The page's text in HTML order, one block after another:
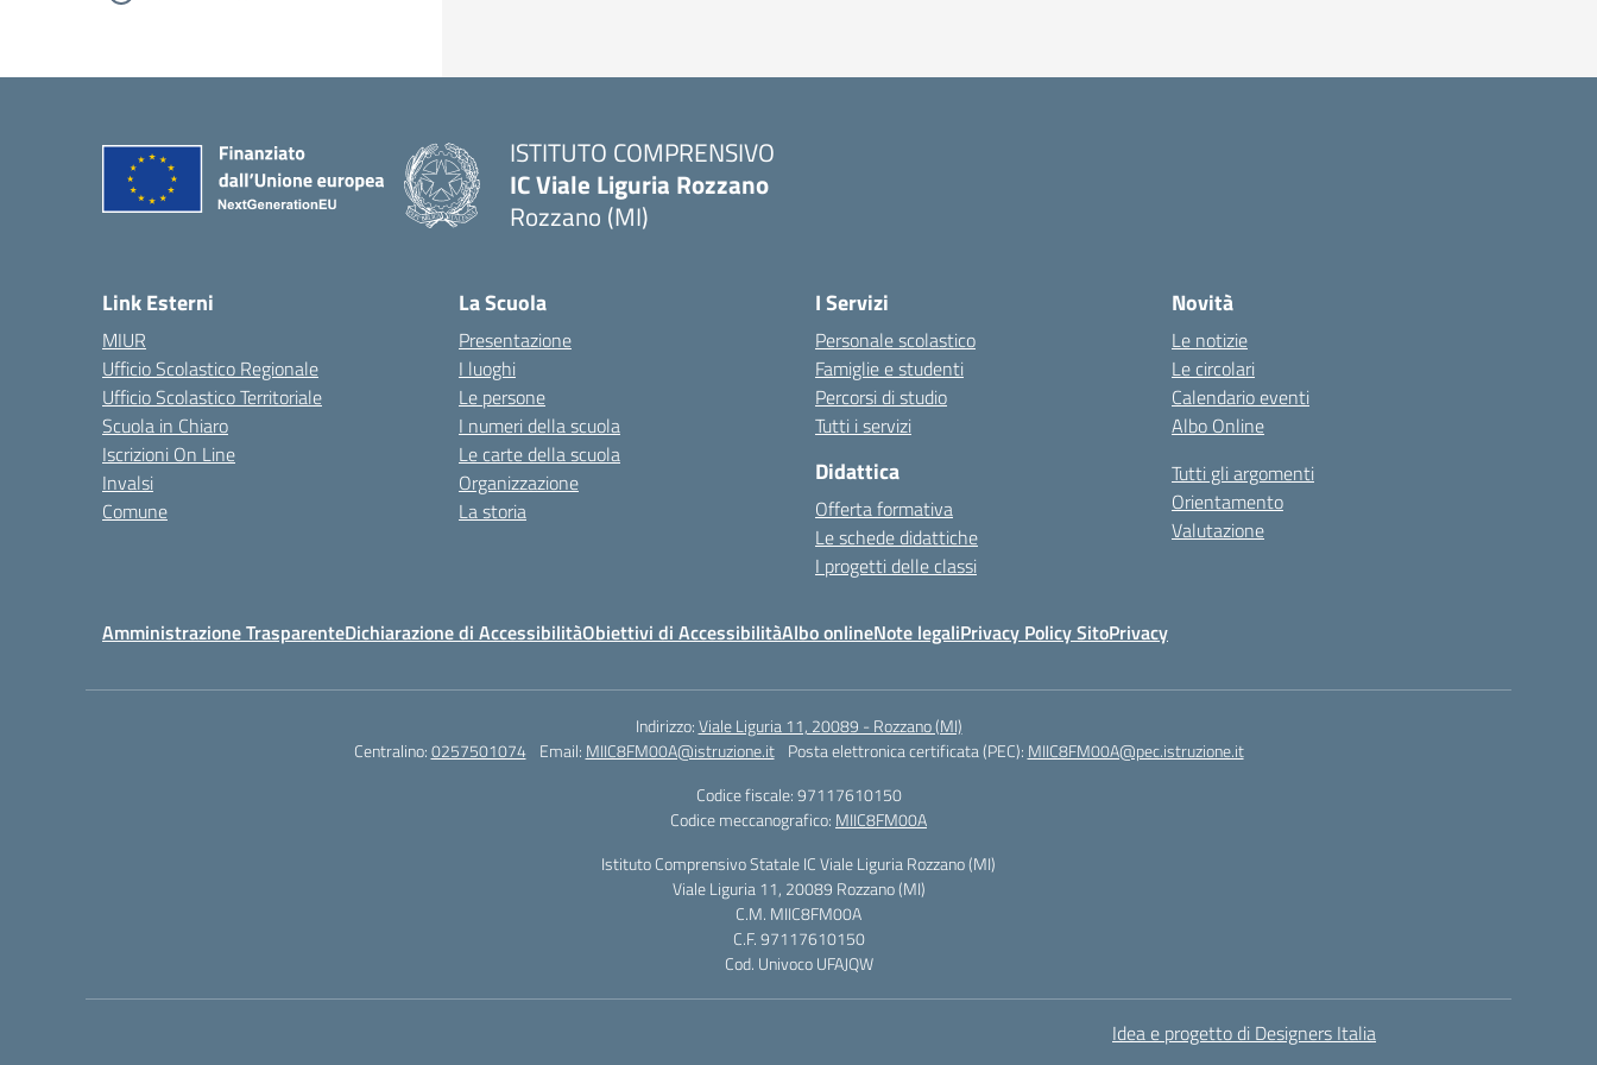
ISTITUTO COMPRENSIVO
IC Viale Liguria Rozzano
Rozzano (MI)
Link Esterni
MIUR
Ufficio Scolastico Regionale
Ufficio Scolastico Territoriale
Scuola in Chiaro
Iscrizioni On Line
Invalsi
Comune
La Scuola
Presentazione
I luoghi
Le persone
I numeri della scuola
Le carte della scuola
Organizzazione
La storia
I Servizi
Personale scolastico
Famiglie e studenti
Percorsi di studio
Tutti i servizi
Didattica
Offerta formativa
Le schede didattiche
I progetti delle classi
Novità
Le notizie
Le circolari
Calendario eventi
Albo Online
Tutti gli argomenti
Orientamento
Valutazione
Amministrazione TrasparenteDichiarazione di AccessibilitàObiettivi di AccessibilitàAlbo onlineNote legaliPrivacy Policy SitoPrivacy
Indirizzo:Viale Liguria 11, 20089 - Rozzano (MI)
Centralino:0257501074 Email: MIIC8FM00A@istruzione.it Posta elettronica certificata (PEC): MIIC8FM00A@pec.istruzione.it
Codice fiscale: 97117610150
Codice meccanografico: MIIC8FM00A
Istituto Comprensivo Statale IC Viale Liguria Rozzano (MI)
Viale Liguria 11, 20089 Rozzano (MI)
C.M. MIIC8FM00A
C.F. 97117610150
Cod. Univoco UFAJQW
Idea e progetto di Designers Italia